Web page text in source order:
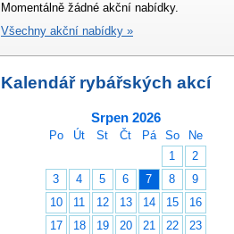
Momentálně žádné akční nabídky.
Všechny akční nabídky »
Kalendář rybářských akcí
Srpen 2026
Po Út St Čt Pá So
Ne
1
2
3
4 5 6 7 8
9
10
11 12 13 14 15
16
17
18 19 20 21 22
23